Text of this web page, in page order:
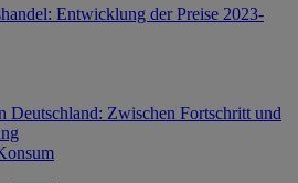
Entwicklung der Preise 2023-
Deutschland: Zwischen Fortschritt und